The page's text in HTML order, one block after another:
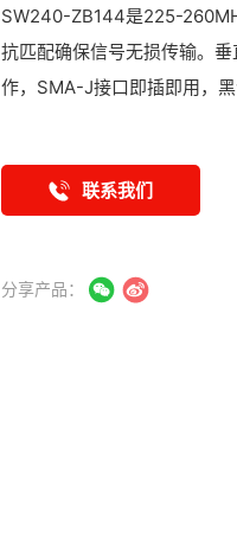
SW240-ZB144是225-
抗匹配确保信号无损传输。
作，SMA-J接口即插即用，
联系我们
分享产品：